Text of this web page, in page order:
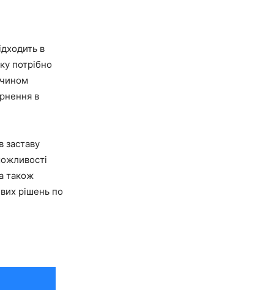
в
потрібно
в
заставу
також
рішень по